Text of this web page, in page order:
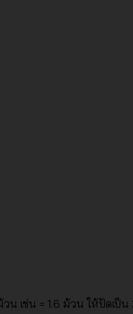
เช่น = 1.6 ม้วน ให้ปัดเป็น